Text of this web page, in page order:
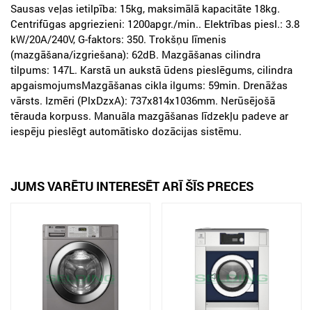
Sausas veļas ietilpība: 15kg, maksimālā kapacitāte 18kg.
Centrifūgas apgriezieni: 1200apgr./min.. Elektrības piesl.: 3.8
kW/20A/240V, G-faktors: 350. Trokšņu līmenis
(mazgāšana/izgriešana): 62dB. Mazgāšanas cilindra
tilpums: 147L. Karstā un aukstā ūdens pieslēgums, cilindra
apgaismojumsMazgāšanas cikla ilgums: 59min. Drenāžas
vārsts. Izmēri (PlxDzxA): 737x814x1036mm. Nerūsējošā
tērauda korpuss. Manuāla mazgāšanas līdzekļu padeve ar
iespēju pieslēgt automātisko dozācijas sistēmu.
JUMS VARĒTU INTERESĒT ARĪ ŠĪS PRECES